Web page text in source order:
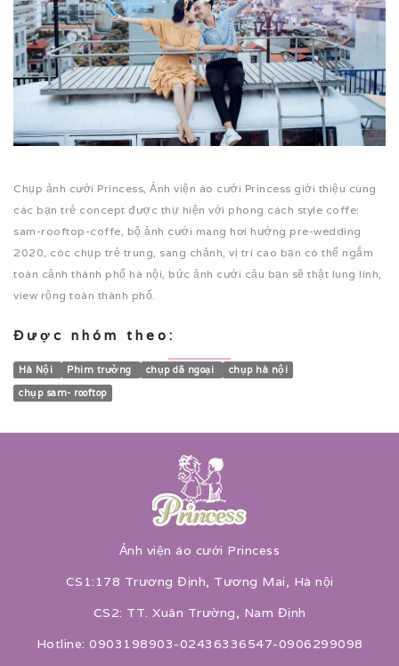
Chụp ảnh cưới Princess, Ảnh viện áo cưới Princess giới thiệu cùng
các bạn trẻ concept được thự hiện với phong cách style coffe:
sam-rooftop-coffe, bộ ảnh cưới mang hơi hướng pre-wedding
2020, cóc chụp trẻ trung, sang chảnh, vị trí cao bạn có thể ngắm
toàn cảnh thành phố hà nội, bức ảnh cưới cảu bạn sẽ thật lung linh,
view rộng toàn thành phố.
Được nhóm theo:
Hà Nội Phim trường chụp dã ngoại
chụp hà nội
chụp sam- rooftop
Ảnh viện áo cưới Princess
CS1:178 Trương Định, Tương Mai, Hà nội
CS2: TT. Xuân Trường, Nam Định
Hotline: 0903198903-02436336547-0906299098